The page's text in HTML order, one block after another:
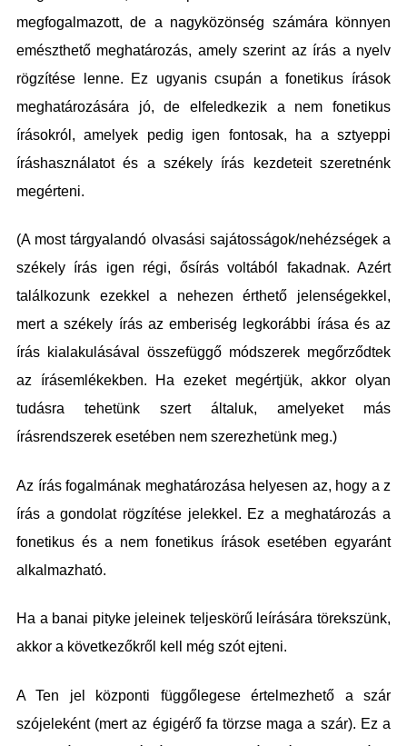
megfogalmazott, de a nagyközönség számára könnyen
emészthető meghatározás, amely szerint az írás a nyelv
rögzítése lenne. Ez ugyanis csupán a fonetikus írások
meghatározására jó, de elfeledkezik a nem fonetikus
írásokról, amelyek pedig igen fontosak, ha a sztyeppi
íráshasználatot és a székely írás kezdeteit szeretnénk
megérteni.
(A most tárgyalandó olvasási sajátosságok/nehézségek a
székely írás igen régi, ősírás voltából fakadnak. Azért
találkozunk ezekkel a nehezen érthető jelenségekkel,
mert a székely írás az emberiség legkorábbi írása és az
írás kialakulásával összefüggő módszerek megőrződtek
az írásemlékekben. Ha ezeket megértjük, akkor olyan
tudásra tehetünk szert általuk, amelyeket más
írásrendszerek esetében nem szerezhetünk meg.)
Az írás fogalmának meghatározása helyesen az, hogy a z
írás a gondolat rögzítése jelekkel. Ez a meghatározás a
fonetikus és a nem fonetikus írások esetében egyaránt
alkalmazható.
Ha a banai pityke jeleinek teljeskörű leírására törekszünk,
akkor a következőkről kell még szót ejteni.
A Ten jel központi függőlegese értelmezhető a szár
szójeleként (mert az égigérő fa törzse maga a szár). Ez a